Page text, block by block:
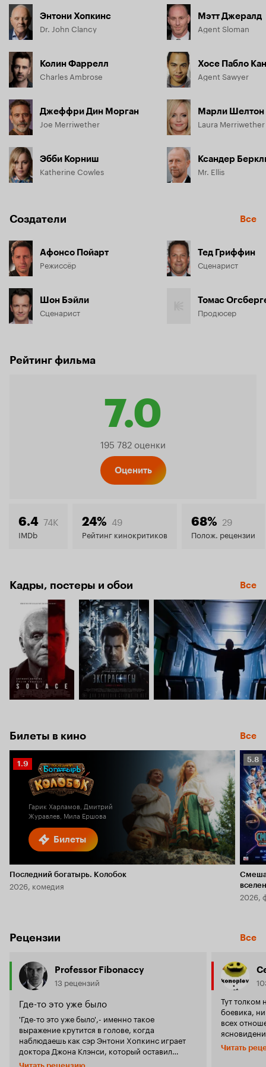
Энтони Хопкинс
Dr. John Clancy
Колин Фаррелл
Charles Ambrose
Джеффри Дин Морган
Joe Merriwether
Эбби Корниш
Katherine Cowles
Мэтт Джералд
Agent Sloman
Хосе Пабло
Agent Sawyer
Марли Шелтон
Laura Merriwether
Ксандер
Mr. Ellis
Создатели Все
Афонсо Пойарт
Режиссёр
Шон Бэйли
Сценарист
Тед Гриффин
Сценарист
Томас
Продюсер
Рейтинг фильма
7.0
Рейтинг
7.0
195 782 оценки
Оценить
6.4 74K
IMDb
24% 49
Рейтинг кинокритиков
68% 29
Полож. рецензии
Кадры, постеры и обои Все
Билеты в кино Все
Билеты
Рейтинг
Кинопоиска
1.9
Гарик Харламов, Дмитрий
Журавлев, Мила Ершова
Последний богатырь. Колобок
2026, комедия
5.8
5.8
2026,
Рецензии Все
Professor Fibonaccy
13 рецензий
Где-то это уже было
'Где-то это уже было',- именно такое
выражение крутится в голове, когда
наблюдаешь как сэр Энтони Хопкинс играет
доктора Джона Клэнси, который оставил
медицинскую практику и живёт подальше от
Тут толком
боевика,
всех
просто
фальшью!
Читать